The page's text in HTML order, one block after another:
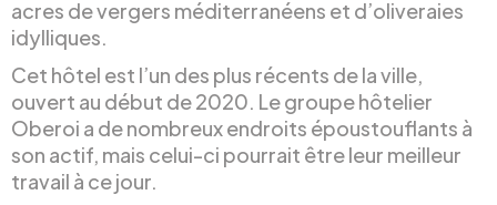
acres de vergers méditerranéens et d’oliveraies
idylliques.
Cet hôtel est l’un des plus récents de la ville,
ouvert au début de 2020. Le groupe hôtelier
Oberoi a de nombreux endroits époustouflants à
son actif, mais celui-ci pourrait être leur meilleur
travail à ce jour.